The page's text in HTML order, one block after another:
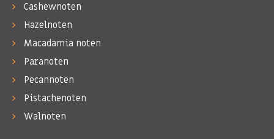
Cashewnoten
Hazelnoten
Macadamia noten
Paranoten
Pecannoten
Pistachenoten
Walnoten